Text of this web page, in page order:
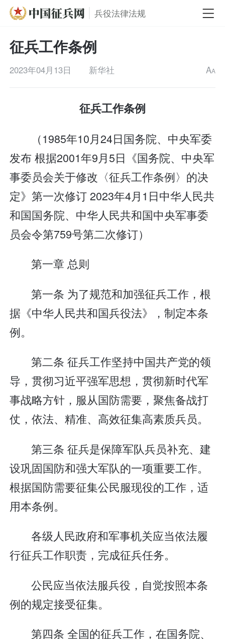
兵役法律法规
征兵工作条例
2023年04月13日 新华社 AA
征兵工作条例
（1985年10月24日国务院、中央军委
发布 根据2001年9月5日《国务院、中央军
事委员会关于修改〈征兵工作条例〉的决
定》第一次修订 2023年4月1日中华人民共
和国国务院、中华人民共和国中央军事委
员会令第759号第二次修订）
第一章 总则
第一条 为了规范和加强征兵工作，根
据《中华人民共和国兵役法》，制定本条
例。
第二条 征兵工作坚持中国共产党的领
导，贯彻习近平强军思想，贯彻新时代军
事战略方针，服从国防需要，聚焦备战打
仗，依法、精准、高效征集高素质兵员。
第三条 征兵是保障军队兵员补充、建
设巩固国防和强大军队的一项重要工作。
根据国防需要征集公民服现役的工作，适
用本条例。
各级人民政府和军事机关应当依法履
行征兵工作职责，完成征兵任务。
公民应当依法服兵役，自觉按照本条
例的规定接受征集。
第四条 全国的征兵工作，在国务院、